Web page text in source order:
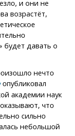
и они не
возрастёт,
давать о
нечто
опубликовал
академии наук
что
сильно
небольшой